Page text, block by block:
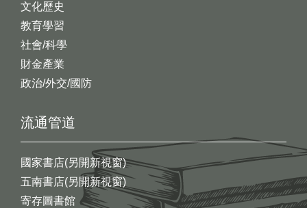
文化歷史
教育學習
社會/科學
財金產業
政治/外交/國防
流通管道
國家書店(另開新視窗)
五南書店(另開新視窗)
寄存圖書館